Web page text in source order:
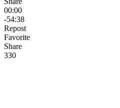
00:00
-54:38
Repost
Favorite
Share
330